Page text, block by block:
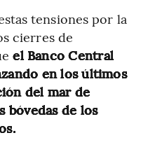
tensiones por la
cierres de
el Banco Central
en los últimos
del mar de
bóvedas de los